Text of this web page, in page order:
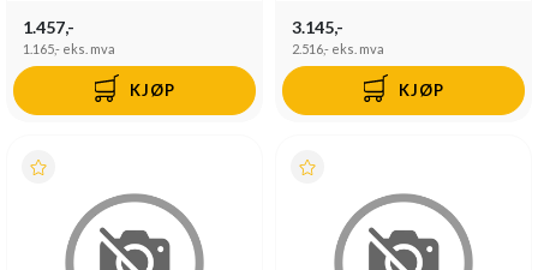
1.457,-
1.165,- eks. mva
KJØP
3.145,-
2.516,- eks. mva
KJØP